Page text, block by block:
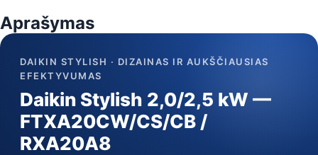
Aprašymas
DAIKIN STYLISH · DIZAINAS IR AUKŠČIAUSIAS
EFEKTYVUMAS
Daikin Stylish 2,0/2,5 kW —
FTXA20CW/CS/CB /
RXA20A8